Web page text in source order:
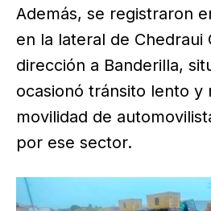
Además, se registraron
en la lateral de Chedraui
dirección a Banderilla,
ocasionó tránsito lento y
movilidad de
por ese sector.